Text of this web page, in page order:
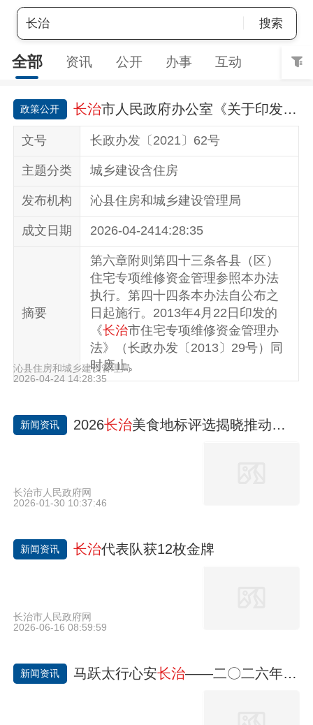
搜索
全部 资讯 公开 办事 互动
政策公开 长治市人民政府办公室《关于印发长治
文号 长政办发〔2021〕62号
主题分类 城乡建设含住房
发布机构 沁县住房和城乡建设管理局
成文日期 2026-04-2414:28:35
摘要
第六章附则第四十三条各县（区）
住宅专项维修资金管理参照本办法
执行。第四十四条本办法自公布之
日起施行。2013年4月22日印发的
《长治市住宅专项维修资金管理办
法》（长政办发〔2013〕29号）同
时废止。
沁县住房和城乡建设管理局
2026-04-24 14:28:35
新闻资讯 ​2026长治美食地标评选揭晓推动更多
长治市人民政府网
2026-01-30 10:37:46
新闻资讯 长治代表队获12枚金牌
长治市人民政府网
2026-06-16 08:59:59
新闻资讯 马跃太行心安长治——二〇二六年长治